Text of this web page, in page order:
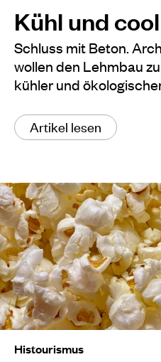
Kühl und cool
Schluss mit Beton.
wollen den Lehmbau
kühler und
Artikel lesen
Histourismus